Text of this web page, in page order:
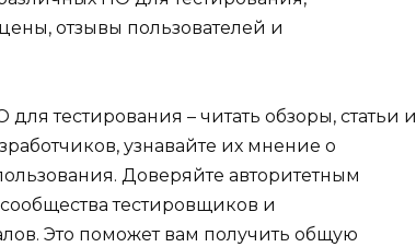
отзывы пользователей и
тестирования – читать обзоры, статьи и
узнавайте их мнение о
Доверяйте авторитетным
тестировщиков и
Это поможет вам получить общую